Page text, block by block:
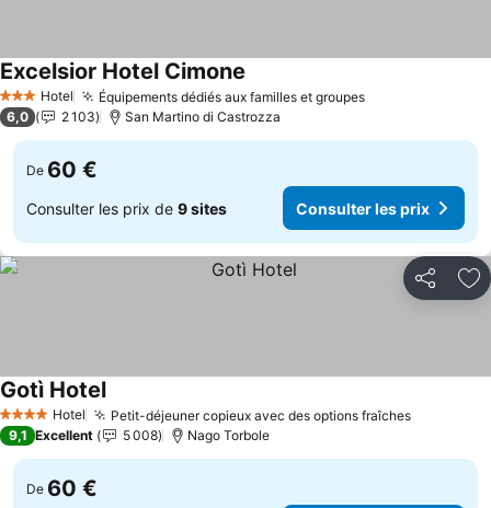
3 ÉtoilesHotel Équipements dédiés aux familles et groupesConsulter les
Excelsior Hotel Cimone
6,0 2 103 San Martino di Castrozza
De 60 €
Consulter les prix de 9 sites Consulter les prix
Partager
4 Étoiles Hotel Petit-déjeuner copieux avec des options fraîches
Gotì HotelConsulter les prix
9,1 Excellent 5 008 Nago Torbole
De 60 €